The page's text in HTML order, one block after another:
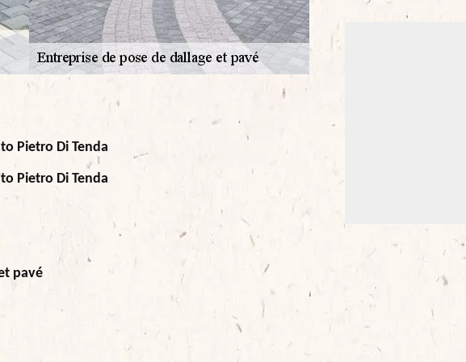
Pietro Di Tenda
Pietro Di Tenda
pavé